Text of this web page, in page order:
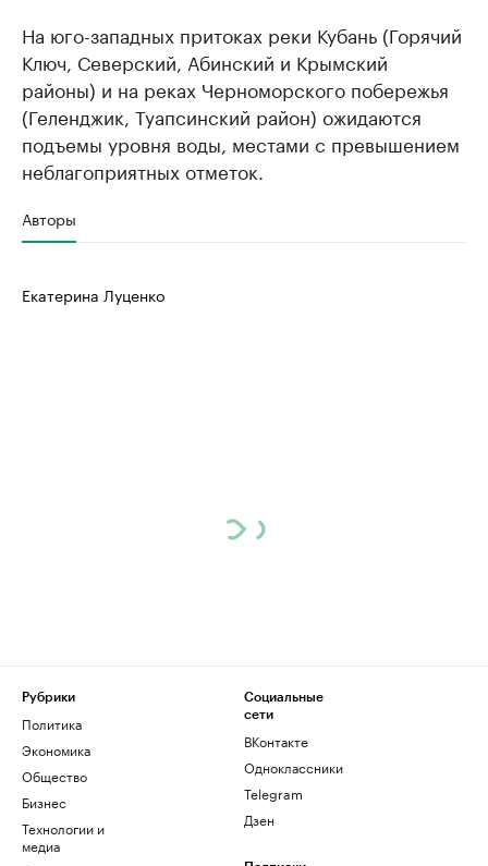
На юго-западных притоках реки Кубань (Горячий
Ключ, Северский, Абинский и Крымский
районы) и на реках Черноморского побережья
(Геленджик, Туапсинский район) ожидаются
подъемы уровня воды, местами с превышением
неблагоприятных отметок.
Авторы
Екатерина Луценко
Рубрики
Политика
Экономика
Общество
Бизнес
Технологии и
медиа
Социальные
сети
ВКонтакте
Одноклассники
Telegram
Дзен